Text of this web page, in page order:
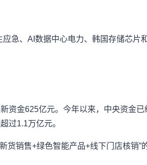
急、AI数据中心电力、韩国存储芯片
资金625亿元。今年以来，中央资金
过1.1万亿元。
货销售+绿色智能产品+线下门店核销